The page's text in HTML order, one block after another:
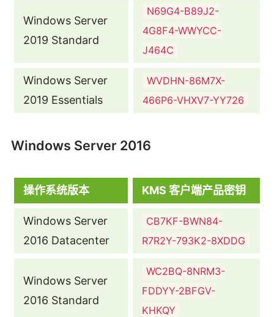
Windows Server
2019 Standard
N69G4-B89J2-
4G8F4-WWYCC-
J464C
Windows Server
2019 Essentials
WVDHN-86M7X-
466P6-VHXV7-YY726
Windows Server 2016
操作系统版本 KMS 客户端产品密钥
Windows Server
2016 Datacenter
CB7KF-BWN84-
R7R2Y-793K2-8XDDG
Windows Server
2016 Standard
WC2BQ-8NRM3-
FDDYY-2BFGV-
KHKQY